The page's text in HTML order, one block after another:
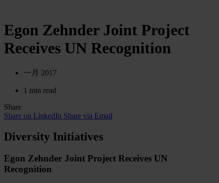
Egon Zehnder Joint Project
Receives UN Recognition
一月 2017
1 min read
Share
Share on LinkedIn Share via Email
Diversity Initiatives
Egon Zehnder Joint Project Receives UN
Recognition